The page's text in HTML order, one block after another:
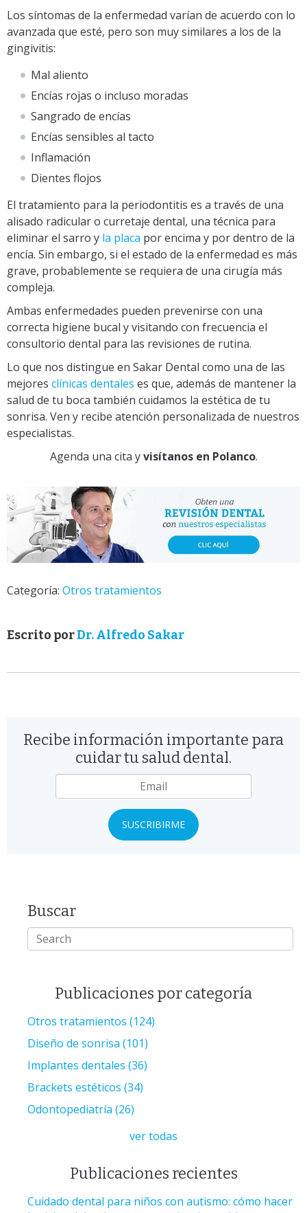
Los síntomas de la enfermedad varían de acuerdo con lo
avanzada que esté, pero son muy similares a los de la
gingivitis:
Mal aliento
Encías rojas o incluso moradas
Sangrado de encías
Encías sensibles al tacto
Inflamación
Dientes flojos
El tratamiento para la periodontitis es a través de una
alisado radicular o curretaje dental, una técnica para
eliminar el sarro y la placa por encima y por dentro de la
encía. Sin embargo, si el estado de la enfermedad es más
grave, probablemente se requiera de una cirugía más
compleja.
Ambas enfermedades pueden prevenirse con una
correcta higiene bucal y visitando con frecuencia el
consultorio dental para las revisiones de rutina.
Lo que nos distingue en Sakar Dental como una de las
mejores clínicas dentales es que, además de mantener la
salud de tu boca también cuidamos la estética de tu
sonrisa. Ven y recibe atención personalizada de nuestros
especialistas.
Agenda una cita yvisítanos en Polanco.
Categoría: Otros tratamientos
Escrito porDr. Alfredo Sakar
Recibe información importante para
cuidar tu salud dental.
Buscar
Publicaciones por categoría
Otros tratamientos (124)
Diseño de sonrisa (101)
Implantes dentales (36)
Brackets estéticos (34)
Odontopediatría (26)
ver todas
Publicaciones recientes
Cuidado dental para niños con autismo: cómo hacer